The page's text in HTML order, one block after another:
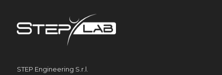
STEP Engineering S.r.l.